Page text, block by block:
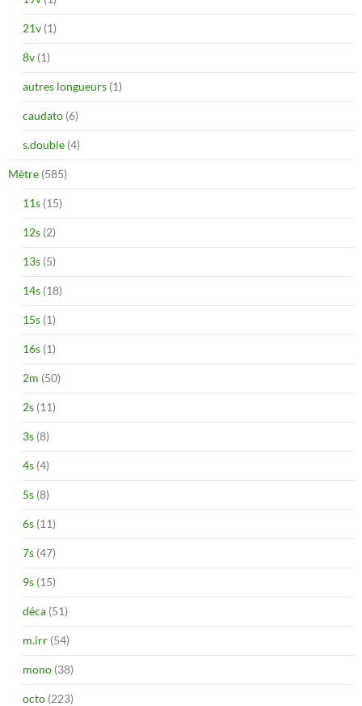
21v (1)
8v (1)
autres longueurs (1)
caudato (6)
s.double (4)
Mètre (585)
11s (15)
12s (2)
13s (5)
14s (18)
15s (1)
16s (1)
2m (50)
2s (11)
3s (8)
4s (4)
5s (8)
6s (11)
7s (47)
9s (15)
déca (51)
m.irr (54)
mono (38)
octo (223)